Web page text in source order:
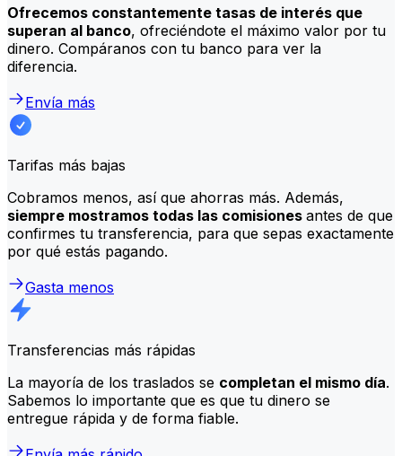
Ofrecemos constantemente tasas de interés que
superan al banco, ofreciéndote el máximo valor por tu
dinero. Compáranos con tu banco para ver la
diferencia.
Envía más
Tarifas más bajas
Cobramos menos, así que ahorras más. Además,
siempre mostramos todas las comisiones antes de que
confirmes tu transferencia, para que sepas exactamente
por qué estás pagando.
Gasta menos
Transferencias más rápidas
La mayoría de los traslados se completan el mismo día.
Sabemos lo importante que es que tu dinero se
entregue rápida y de forma fiable.